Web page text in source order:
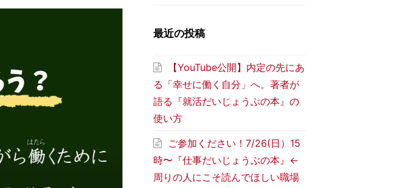
最近の投稿
【YouTube公開】内定の先にあ
る「幸せに働く自分」へ。著者が
語る『就活だいじょうぶの本』の
使い方
ご参加ください！7/26(日）15
時〜『仕事だいじょうぶの本』←
周りの人にこそ読んでほしい職場